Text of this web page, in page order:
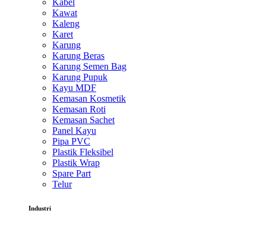
Kabel
Kawat
Kaleng
Karet
Karung
Karung Beras
Karung Semen Bag
Karung Pupuk
Kayu MDF
Kemasan Kosmetik
Kemasan Roti
Kemasan Sachet
Panel Kayu
Pipa PVC
Plastik Fleksibel
Plastik Wrap
Spare Part
Telur
Industri